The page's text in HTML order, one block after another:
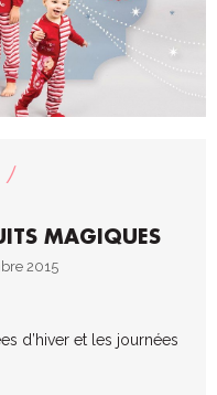
MAGIQUES
2015
d’hiver et les journées